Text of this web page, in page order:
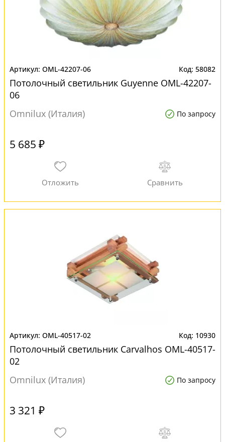
OML-42207-06 58082
Потолочный светильник Guyenne OML-42207-
06
Omnilux (Италия)
По запросу
5 685 ₽
OML-40517-02 10930
Потолочный светильник Carvalhos OML-40517-
02
Omnilux (Италия)
По запросу
3 321 ₽